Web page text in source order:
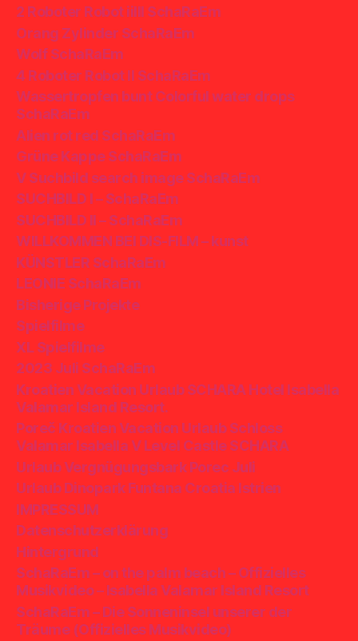
2 Roboter Robot iiIII SchaRaEm
Orang Zylinder SchaRaEm
Wolf SchaRaEm
4 Roboter Robot II SchaRaEm
Wassertropfen bunt Colorful water drops
SchaRaEm
Alien rot red SchaRaEm
Grüne Kappe SchaRaEm
V Suchbild search image SchaRaEm
SUCHBILD I – SchaRaEm
SUCHBILD II – SchaRaEm
WILLKOMMEN BEI DIS-FILM – kunst
KÜNSTLER SchaRaEm
LEONIE SchaRaEm
Bisherige Projekte
Spielfilme
XL Spielfilme
2023 Juli SchaRaEm
Kroatien Vacation Urlaub SCHARA Hotel Isabella
Valamar Island Resort.
Poreč Kroatien Vacation Urlaub Schloss
Valamar Isabella V Level Castle SCHARA
Urlaub Vergnügungsbark Porec Juli
Urlaub Dinopark Funtana Croatia Istrien
IMPRESSUM
Datenschutzerklärung
Hintergrund
SchaRaEm – on the palm beach – Offizielles
Musikvideo – Isabella Valamar Island Resort
SchaRaEm – Die Sonneninsel unserer der
Träume (Offizielles Musikvideo)